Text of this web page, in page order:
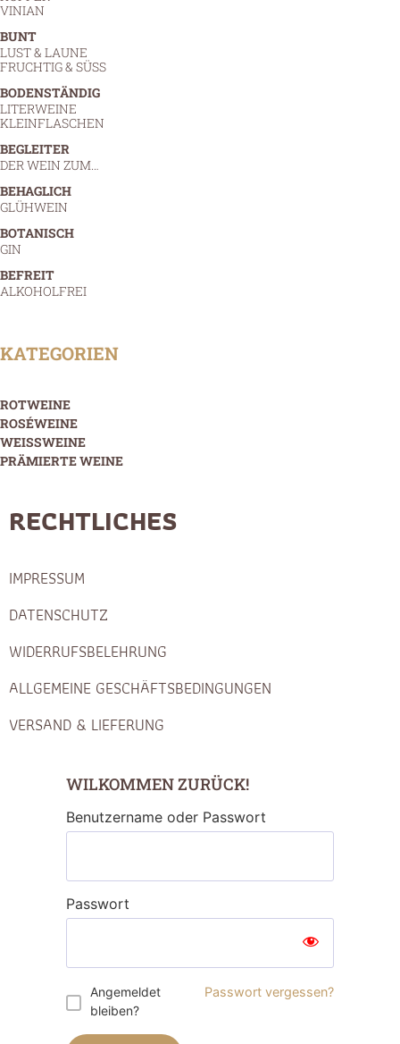
VINIAN
BUNT
LUST & LAUNE
FRUCHTIG & SÜSS
BODENSTÄNDIG
LITERWEINE
KLEINFLASCHEN
BEGLEITER
DER WEIN ZUM…
BEHAGLICH
GLÜHWEIN
BOTANISCH
GIN
BEFREIT
ALKOHOLFREI
KATEGORIEN
ROTWEINE
ROSÉWEINE
WEISSWEINE
PRÄMIERTE WEINE
RECHTLICHES
IMPRESSUM
DATENSCHUTZ
WIDERRUFSBELEHRUNG
ALLGEMEINE GESCHÄFTSBEDINGUNGEN
VERSAND & LIEFERUNG
WILKOMMEN ZURÜCK!
Benutzername oder Passwort
Passwort
Angemeldet
bleiben?
Passwort vergessen?